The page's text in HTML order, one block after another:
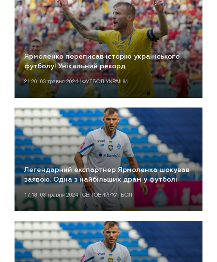
Ярмоленко переписав історію українського
футболу! Унікальний рекорд
21:20, 03 травня 2024 | ФУТБОЛ УКРАЇНИ
Легендарний експартнер Ярмоленка шокував
заявою. Одна з найбільших драм у футболі
17:18, 03 травня 2024 | СВІТОВИЙ ФУТБОЛ